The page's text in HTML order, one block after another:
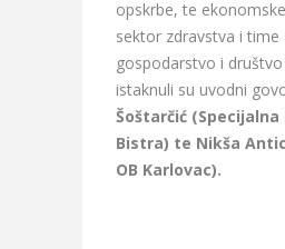
opskrbe, te
sektor zdravstva i time
gospodarstvo i
istaknuli su uvodni
Šoštarčić (Specijalna
Bistra) te Nikša
OB Karlovac).